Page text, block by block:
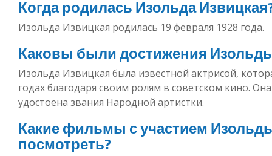
Когда родилась Изольда
Изольда Извицкая родилась 19 февраля 1928 года.
Каковы были достижения
Изольда Извицкая была известной актрисой,
годах благодаря своим ролям в советском кино.
удостоена звания Народной артистки.
Какие фильмы с участием
посмотреть?